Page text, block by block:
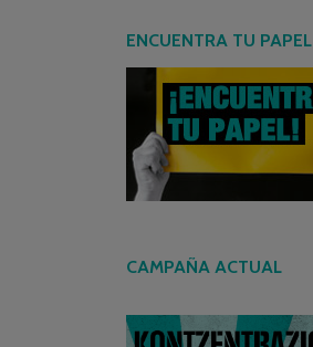
ENCUENTRA TU PAPEL
CAMPAÑA ACTUAL